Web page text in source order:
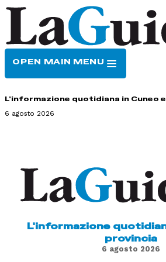
OPEN MAIN MENU
L'informazione quotidiana in Cuneo
6 agosto 2026
L'informazione
provincia
6 agosto 2026